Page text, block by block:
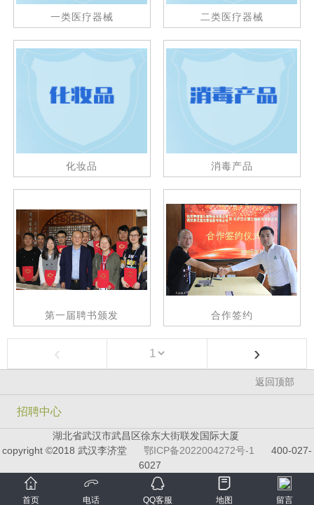
一类医疗器械 二类医疗器械
化妆品 消毒产品
第一届聘书颁发 合作签约
‹ ›
返回顶部
招聘中心
湖北省武汉市武昌区徐东大街联发国际大厦
copyright ©2018 武汉李济堂
鄂ICP备2022004272号-1
400-027-
6027
首页 电话 QQ客服 地图 留言